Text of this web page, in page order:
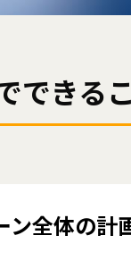
できる
全体の計